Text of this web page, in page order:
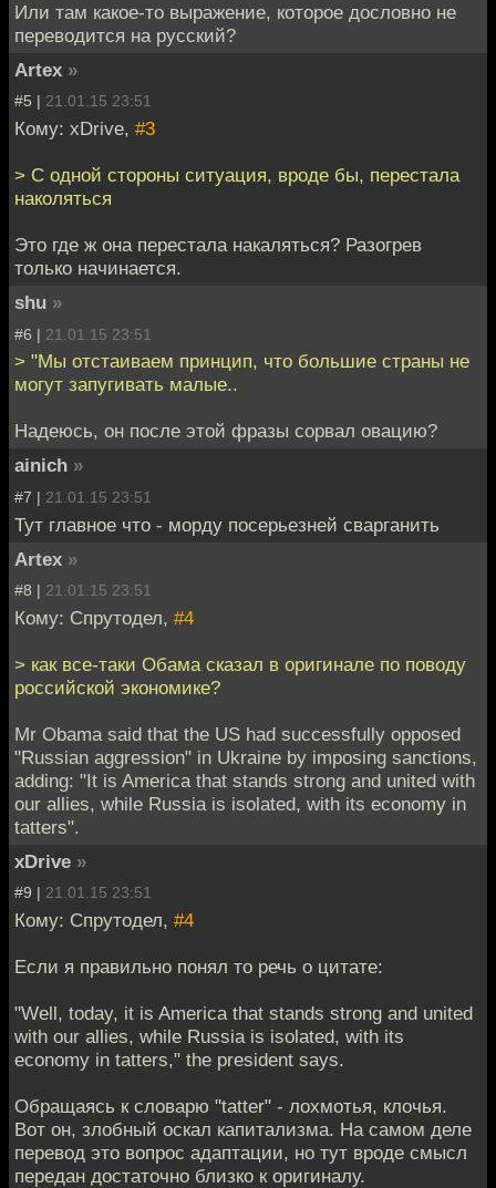
Или там какое-то выражение, которое дословно не
переводится на русский?
Artex »
#5 | 21.01.15 23:51
Кому: xDrive, #3
> С одной стороны ситуация, вроде бы, перестала
наколяться
Это где ж она перестала накаляться? Разогрев
только начинается.
shu »
#6 | 21.01.15 23:51
> "Мы отстаиваем принцип, что большие страны не
могут запугивать малые..
Надеюсь, он после этой фразы сорвал овацию?
ainich »
#7 | 21.01.15 23:51
Тут главное что - морду посерьезней сварганить
Artex »
#8 | 21.01.15 23:51
Кому: Спрутодел, #4
> как все-таки Обама сказал в оригинале по поводу
российской экономике?
Mr Obama said that the US had successfully opposed
"Russian aggression" in Ukraine by imposing sanctions,
adding: "It is America that stands strong and united with
our allies, while Russia is isolated, with its economy in
tatters".
xDrive »
#9 | 21.01.15 23:51
Кому: Спрутодел, #4
Если я правильно понял то речь о цитате:
"Well, today, it is America that stands strong and united
with our allies, while Russia is isolated, with its
economy in tatters," the president says.
Обращаясь к словарю "tatter" - лохмотья, клочья.
Вот он, злобный оскал капитализма. На самом деле
перевод это вопрос адаптации, но тут вроде смысл
передан достаточно близко к оригиналу.